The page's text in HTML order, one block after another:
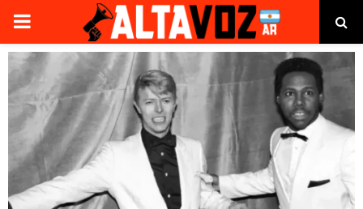
PRIMARY
MENU